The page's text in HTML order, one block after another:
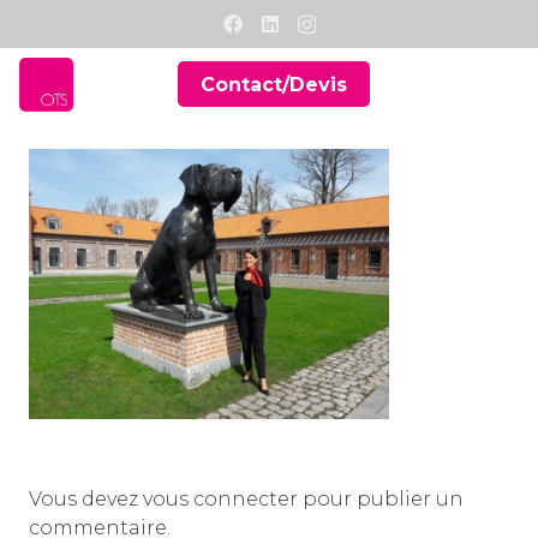
Contact/Devis
Vous devez vous connecter pour publier un
commentaire.